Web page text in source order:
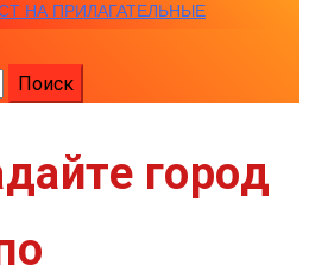
НА ПРИЛАГАТЕЛЬНЫЕ
город